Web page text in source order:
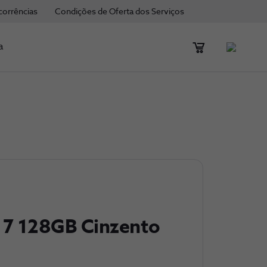
Condições de Oferta dos Serviços
128GB Cinzento